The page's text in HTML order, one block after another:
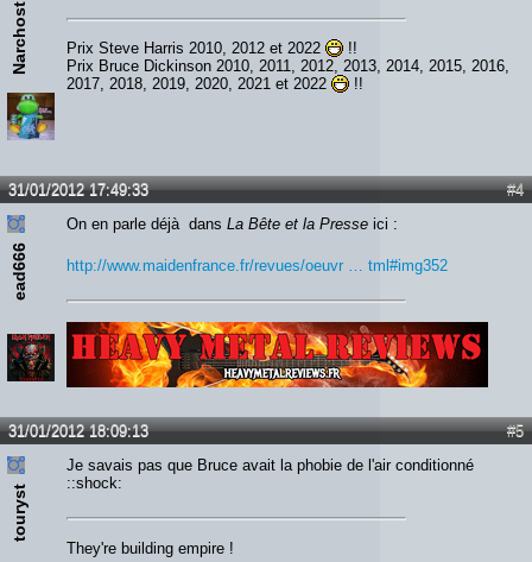
Narchost Prix Steve Harris 2010, 2012 et 2022
!!
Prix Bruce Dickinson 2010, 2011, 2012, 2013, 2014, 2015, 2016,
2017, 2018, 2019, 2020, 2021 et 2022
!!
#4
31/01/2012 17:49:33
ead666
On en parle déjà dans La Bête et la Presse ici :
http://www.maidenfrance.fr/revues/oeuvr … tml#img352
#5
31/01/2012 18:09:13
touryst
Je savais pas que Bruce avait la phobie de l'air conditionné
::shock:
They're building empire !